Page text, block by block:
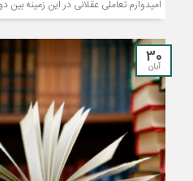
امیدوارم تعاملی عقلانی در این زمینه بین
30
آبان